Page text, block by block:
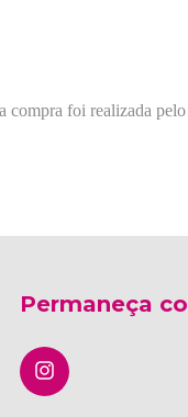
compra foi realizada
Permaneça